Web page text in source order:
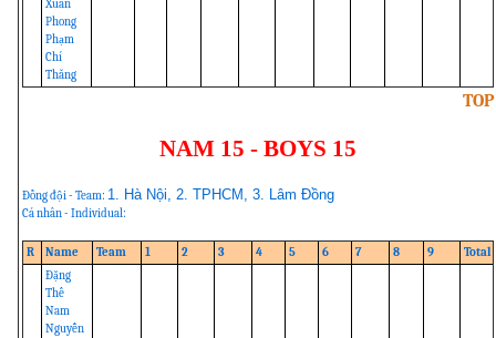
Xuân
Phong
Phạm
Chí
Thăng
TOP
NAM 15 - BOYS 15
Đồng đội - Team: 1. Hà Nội, 2. TPHCM, 3. Lâm Đồng
Cá nhân - Individual:
R Name Team 1 2 3 4 5 6 7 8 9 Total
Đặng
Thế
Nam
Nguyễn